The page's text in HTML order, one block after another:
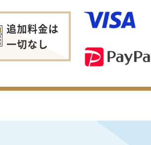
追加料金は
一切なし